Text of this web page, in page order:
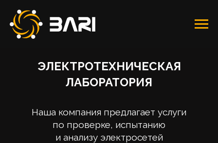
ЭЛЕКТРОТЕХНИЧЕСКАЯ
ЛАБОРАТОРИЯ
Наша компания предлагает услуги
по проверке, испытанию
и анализу электросетей